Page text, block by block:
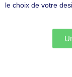
le choix de votre